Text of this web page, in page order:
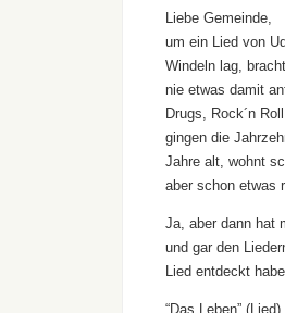
Liebe Gemeinde,
um ein Lied von
Windeln lag,
nie etwas damit
Drugs, Rock´n
gingen die
Jahre alt, wohnt
aber schon etwas
Ja, aber dann hat
und gar den
Lied entdeckt
“Das Leben” (Lied)